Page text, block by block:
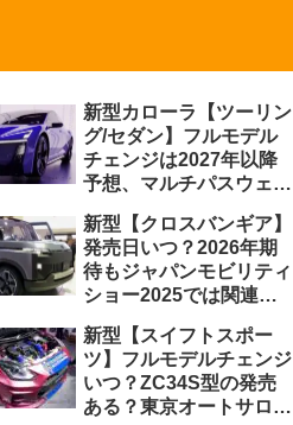
新型カローラ【ツーリン
グ/セダン】フルモデル
チェンジは2027年以降
予想、マルチパスウェイ
BEVからの派生で新開発
小型エンジン搭載の
HEV/PHEV、ギガキャ
ストの採用は無しか【ト
ヨタ最新情報】60周年記
念車発売
新型【クロスバンギア】
発売日いつ？2026年期
待もジャパンモビリティ
ショー2025では関連モ
最新情報】ベース車ノ
ア/ヴォクシーの台湾生
産開始に注目、「ギア」
のほか「コア」と「ツー
新型【スイフトスポー
ツ】フルモデルチェンジ
いつ？ZC34S型の発売
ある？東京オートサロン